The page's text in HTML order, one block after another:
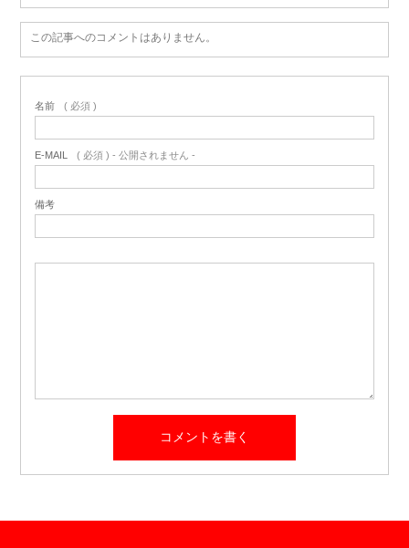
この記事へのコメントはありません。
名前 ( 必須 )
E-MAIL ( 必須 ) - 公開されません -
備考